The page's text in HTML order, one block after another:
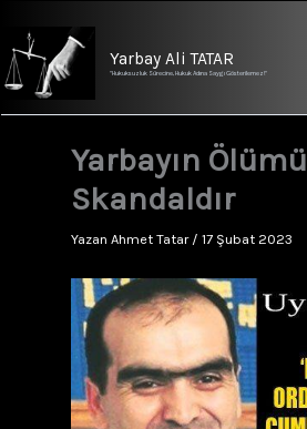
Yarbay Ali TATAR
"Hukuksuzluk Sürecine, Hukuk Adına Saygı Gösterilemez!"
Yarbayın Ölümü
Skandaldır
Yazan Ahmet Tatar / 17 Şubat 2023